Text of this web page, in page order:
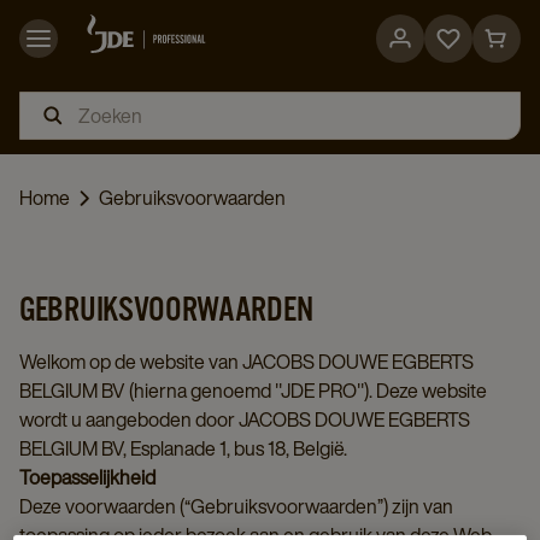
Go
page
Go
page
Home Gebruiksvoorwaarden
GEBRUIKSVOORWAARDEN
Welkom op de website van JACOBS DOUWE EGBERTS
BELGIUM BV (hierna genoemd "JDE PRO"). Deze website
wordt u aangeboden door JACOBS DOUWE EGBERTS
BELGIUM BV, Esplanade 1, bus 18, België.
Toepasselijkheid
Deze voorwaarden (“Gebruiksvoorwaarden”) zijn van